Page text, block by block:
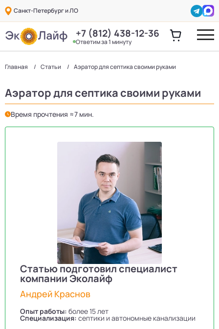
Санкт-Петербург и ЛО
+7 (812) 438-12-36
Ответим за 1 минуту
Главная Статьи Аэратор для септика своими руками
Аэратор для септика своими руками
Время прочтения ≈7 мин.
Статью подготовил специалист
компании Эколайф
Андрей Краснов
Опыт работы: более 15 лет
Специализация: септики и автономные канализации